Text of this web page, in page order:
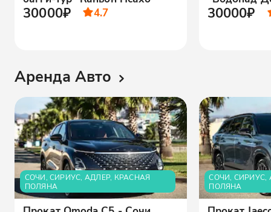
30000₽ 4.7 30000₽
Аренда Авто
СОЧИ, СИРИУС, АДЛЕР, КРАСНАЯ
ПОЛЯНА
СОЧИ, СИРИУС,
ПОЛЯНА